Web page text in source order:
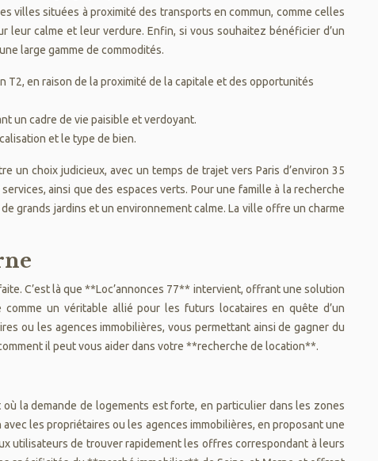
villes situées à proximité des transports en commun, comme celles
leur calme et leur verdure. Enfin, si vous souhaitez bénéficier d’un
large gamme de commodités.
T2, en raison de la proximité de la capitale et des opportunités
un cadre de vie paisible et verdoyant.
et le type de bien.
un choix judicieux, avec un temps de trajet vers Paris d’environ 35
ainsi que des espaces verts. Pour une famille à la recherche
grands jardins et un environnement calme. La ville offre un charme
C’est là que **Loc’annonces 77** intervient, offrant une solution
un véritable allié pour les futurs locataires en quête d’un
ou les agences immobilières, vous permettant ainsi de gagner du
il peut vous aider dans votre **recherche de location**.
la demande de logements est forte, en particulier dans les zones
les propriétaires ou les agences immobilières, en proposant une
utilisateurs de trouver rapidement les offres correspondant à leurs